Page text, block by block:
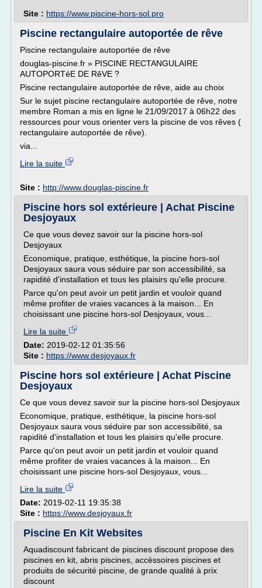
Site : https://www.piscine-hors-sol.pro
Piscine rectangulaire autoportée de rêve
Piscine rectangulaire autoportée de rêve
douglas-piscine.fr » PISCINE RECTANGULAIRE
AUTOPORTéE DE RêVE ?
Piscine rectangulaire autoportée de rêve, aide au choix
Sur le sujet piscine rectangulaire autoportée de rêve, notre
membre Roman a mis en ligne le 21/09/2017 à 06h22 des
ressources pour vous orienter vers la piscine de vos rêves (
rectangulaire autoportée de rêve).
via...
Lire la suite
Site : http://www.douglas-piscine.fr
Piscine hors sol extérieure | Achat Piscine
Desjoyaux
Ce que vous devez savoir sur la piscine hors-sol
Desjoyaux
Economique, pratique, esthétique, la piscine hors-sol
Desjoyaux saura vous séduire par son accessibilité, sa
rapidité d'installation et tous les plaisirs qu'elle procure.
Parce qu'on peut avoir un petit jardin et vouloir quand
même profiter de vraies vacances à la maison... En
choisissant une piscine hors-sol Desjoyaux, vous...
Lire la suite
Date: 2019-02-12 01:35:56
Site : https://www.desjoyaux.fr
Piscine hors sol extérieure | Achat Piscine
Desjoyaux
Ce que vous devez savoir sur la piscine hors-sol Desjoyaux
Economique, pratique, esthétique, la piscine hors-sol
Desjoyaux saura vous séduire par son accessibilité, sa
rapidité d'installation et tous les plaisirs qu'elle procure.
Parce qu'on peut avoir un petit jardin et vouloir quand
même profiter de vraies vacances à la maison... En
choisissant une piscine hors-sol Desjoyaux, vous...
Lire la suite
Date: 2019-02-11 19:35:38
Site : https://www.desjoyaux.fr
Piscine En Kit Websites
Aquadiscount fabricant de piscines discount propose des
piscines en kit, abris piscines, accèssoires piscines et
produits de sécurité piscine, de grande qualité à prix
discount